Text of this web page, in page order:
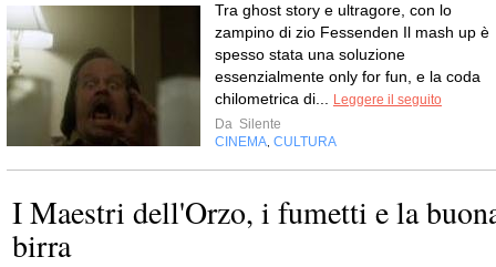
Tra ghost story e ultragore, con lo
zampino di zio Fessenden Il mash up è
spesso stata una soluzione
essenzialmente only for fun, e la coda
chilometrica di...
Leggere il seguito
Da Silente
CINEMA CULTURA
I Maestri dell'Orzo, i fumetti e la
birra